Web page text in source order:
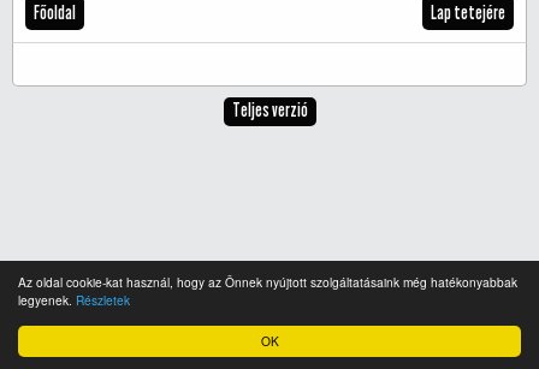
OK
Az oldal cookie-kat használ, hogy az Önnek nyújtott szolgáltatásaink még hatékonyabbak
legyenek. Részletek
Főoldal Lap tetejére
Teljes verzió